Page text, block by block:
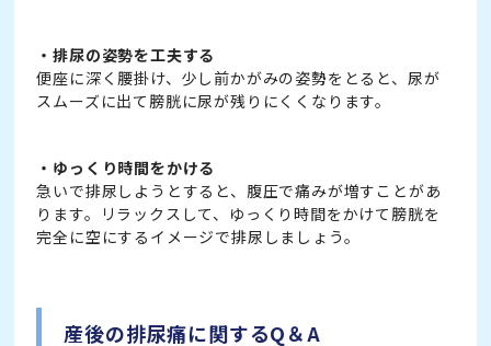
・排尿の姿勢を工夫する
便座に深く腰掛け、少し前かがみの姿勢をとると、尿が
スムーズに出て膀胱に尿が残りにくくなります。
・ゆっくり時間をかける
急いで排尿しようとすると、腹圧で痛みが増すことがあ
ります。リラックスして、ゆっくり時間をかけて膀胱を
完全に空にするイメージで排尿しましょう。
産後の排尿痛に関するQ＆A